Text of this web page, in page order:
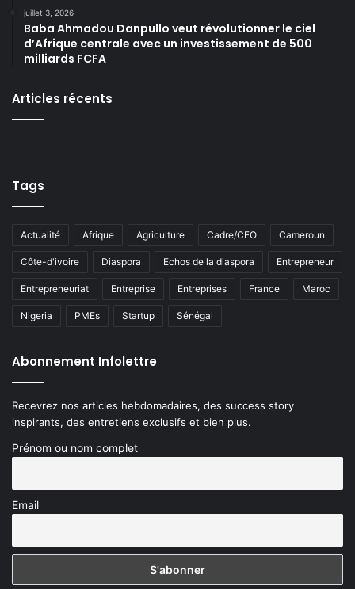
juillet 3, 2026
Baba Ahmadou Danpullo veut révolutionner le ciel
d’Afrique centrale avec un investissement de 500
milliards FCFA
Articles récents
Tags
Actualité Afrique Agriculture Cadre/CEO Cameroun
Côte-d'ivoire Diaspora Echos de la diaspora Entrepreneur
Entrepreneuriat Entreprise Entreprises France Maroc
Nigeria PMEs Startup Sénégal
Abonnement Infolettre
Recevrez nos articles hebdomadaires, des success story
inspirants, des entretiens exclusifs et bien plus.
Prénom ou nom complet
Email